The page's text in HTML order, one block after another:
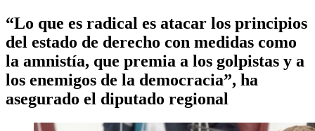
“Lo que es radical es atacar los principios
del estado de derecho con medidas como
la amnistía, que premia a los golpistas y a
los enemigos de la democracia”, ha
asegurado el diputado regional